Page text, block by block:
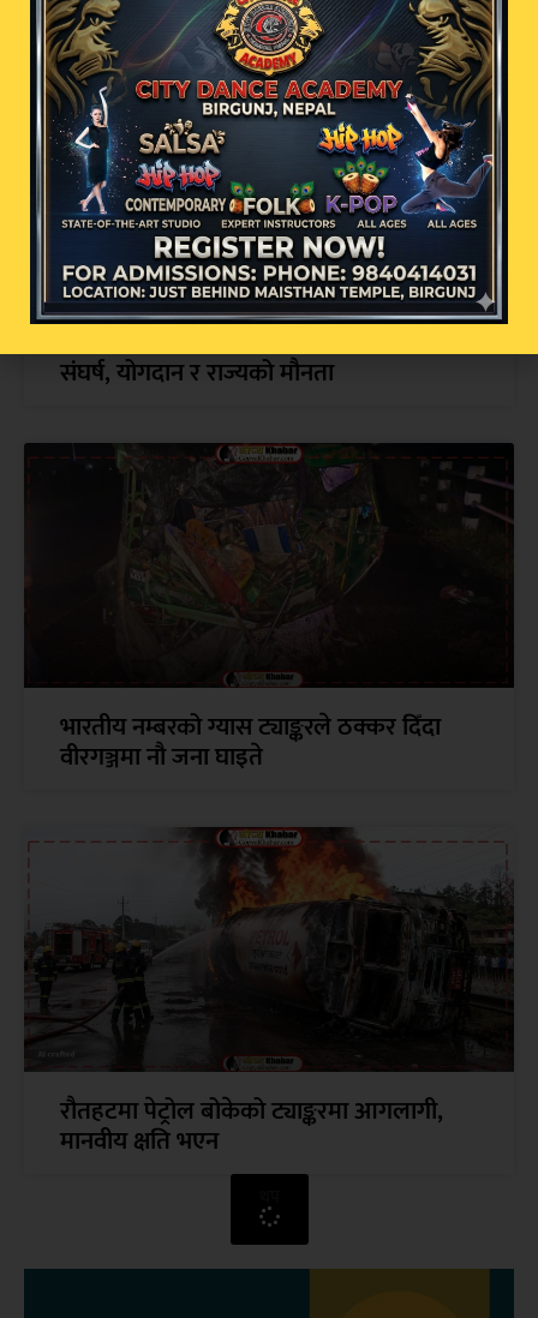
सम्बन्धित खबर
आठौँ दिनको आमरण अनशन: विनय यादवको
संघर्ष, योगदान र राज्यको मौनता
भारतीय नम्बरको ग्यास ट्याङ्करले ठक्कर दिँदा
वीरगञ्जमा नौ जना घाइते
रौतहटमा पेट्रोल बोकेको ट्याङ्करमा आगलागी,
मानवीय क्षति भएन